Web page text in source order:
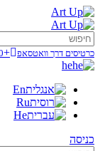
כרטיסים דרך וואטסאפ +972503515651
he
En
Ru
He
כניסה